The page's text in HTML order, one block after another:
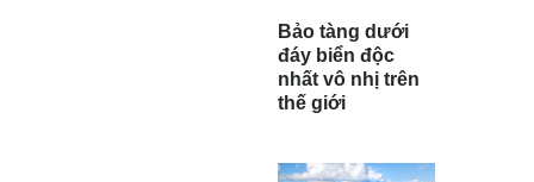
Bảo tàng dưới
đáy biển độc
nhất vô nhị trên
thế giới